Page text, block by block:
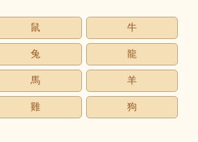
鼠 牛
兔 龍
馬 羊
雞 狗